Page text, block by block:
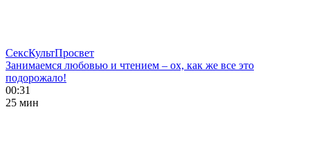
СексКультПросвет
Занимаемся любовью и чтением – ох, как же все это
подорожало!
00:31
25 мин